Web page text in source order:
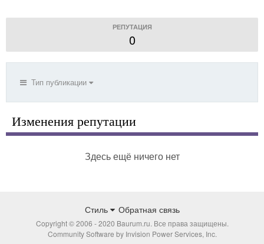
РЕПУТАЦИЯ
0
Тип публикации
Изменения репутации
Здесь ещё ничего нет
Стиль Обратная связь
Copyright © 2006 - 2020 Baurum.ru. Все права защищены.
Community Software by Invision Power Services, Inc.